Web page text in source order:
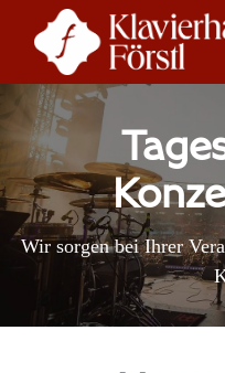
Wir sorgen bei Ihrer